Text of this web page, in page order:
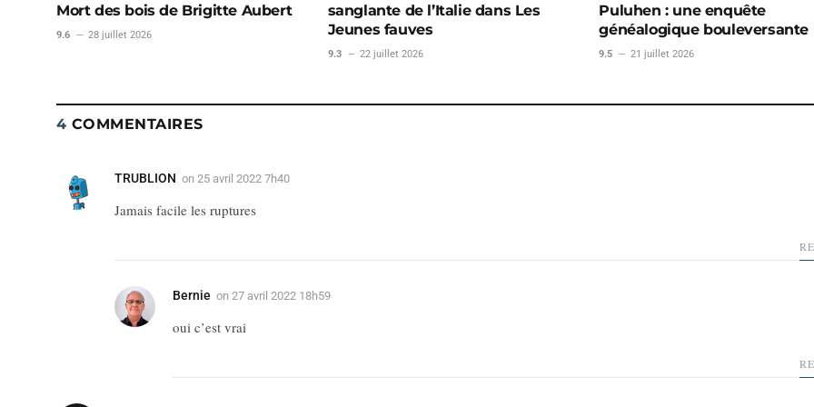
Mort des bois de Brigitte Aubert
9.6 28 juillet 2026
sanglante de l’Italie dans Les
Jeunes fauves
9.3 22 juillet 2026
Puluhen : une enquête
généalogique bouleversante
9.5 21 juillet 2026
4 COMMENTAIRES
TRUBLION on 25 avril 2022 7h40
Jamais facile les ruptures
Bernie on 27 avril 2022 18h59
oui c’est vrai